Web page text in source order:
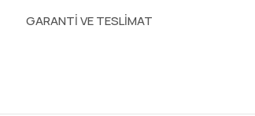
GARANTI VE TESLIMAT